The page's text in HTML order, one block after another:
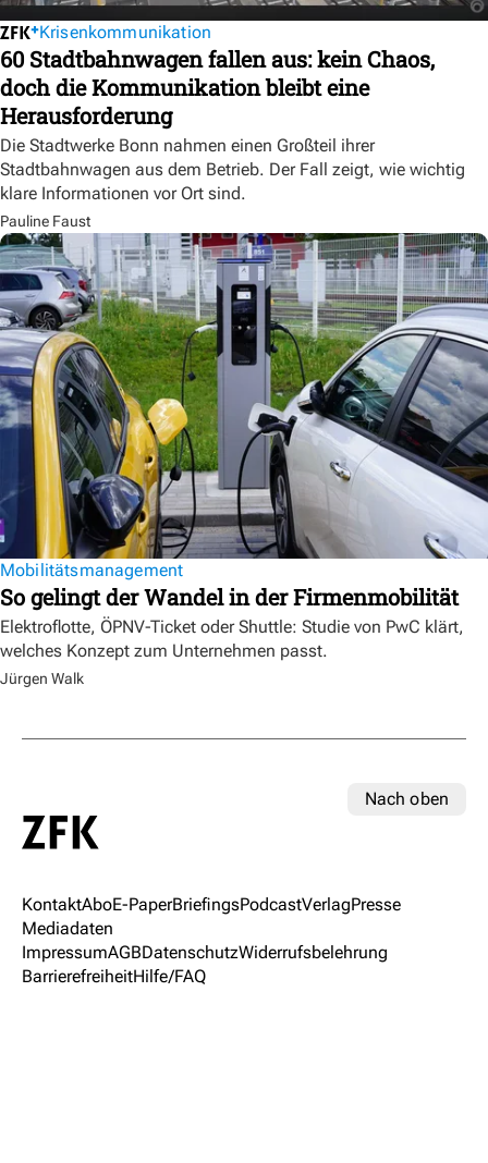
Krisenkommunikation
60 Stadtbahnwagen fallen aus: kein Chaos,
doch die Kommunikation bleibt eine
Herausforderung
Die Stadtwerke Bonn nahmen einen Großteil ihrer
Stadtbahnwagen aus dem Betrieb. Der Fall zeigt, wie wichtig
klare Informationen vor Ort sind.
Pauline Faust
Mobilitätsmanagement
So gelingt der Wandel in der Firmenmobilität
Elektroflotte, ÖPNV-Ticket oder Shuttle: Studie von PwC klärt,
welches Konzept zum Unternehmen passt.
Jürgen Walk
Nach oben
KontaktAboE-PaperBriefingsPodcastVerlagPresse
Mediadaten
ImpressumAGBDatenschutzWiderrufsbelehrung
BarrierefreiheitHilfe/FAQ